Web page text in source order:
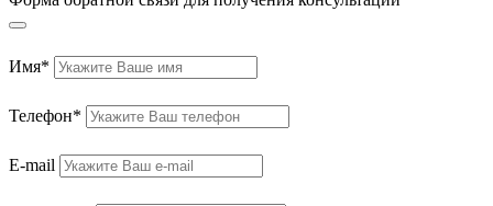
Имя*
Телефон*
E-mail